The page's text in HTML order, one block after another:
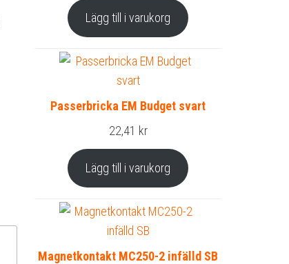
Lägg till i varukorg
Passerbricka EM Budget svart
22,41 kr
Lägg till i varukorg
Magnetkontakt MC250-2 infälld SB